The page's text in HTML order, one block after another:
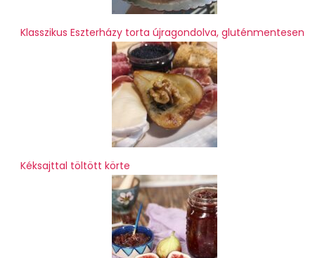
Klasszikus Eszterházy torta újragondolva, gluténmentesen
Kéksajttal töltött körte